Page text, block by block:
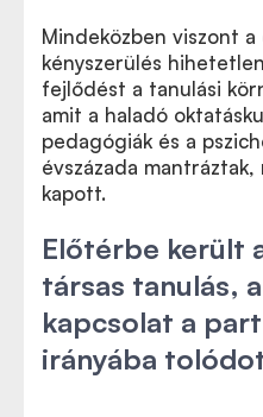
Mindeközben viszont
kényszerülés
fejlődést a tanulási
amit a haladó
pedagógiák és a
évszázada
kapott.
Előtérbe került
társas tanulás,
kapcsolat a
irányába